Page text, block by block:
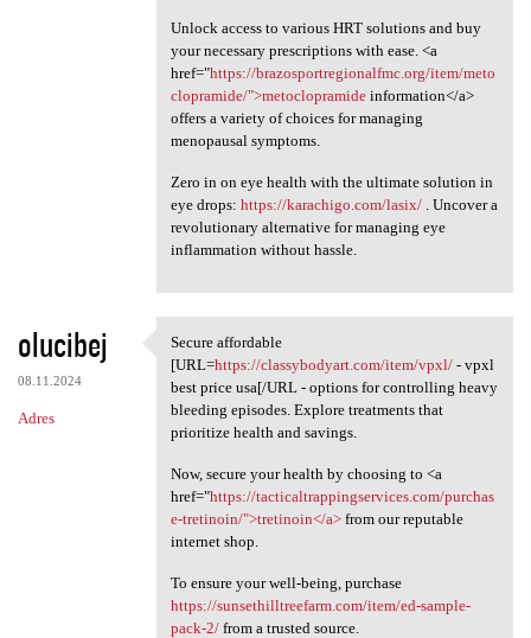
Unlock access to various HRT solutions and buy
your necessary prescriptions with ease. <a
href="https://brazosportregionalfmc.org/item/meto
clopramide/">metoclopramideinformation</a>
offers a variety of choices for managing
menopausal symptoms.
Zero in on eye health with the ultimate solution in
eye drops: https://karachigo.com/lasix/. Uncover a
revolutionary alternative for managing eye
inflammation without hassle.
olucibej
08.11.2024
Adres
Secure affordable [URL=https:
Secure affordable
[URL=https://classybodyart.com/item/vpxl/- vpxl
best price usa[/URL - options for controlling heavy
bleeding episodes. Explore treatments that
prioritize health and savings.
Now, secure your health by choosing to <a
href="https://tacticaltrappingservices.com/purchas
e-tretinoin/">tretinoin</a>from our reputable
internet shop.
To ensure your well-being, purchase
https://sunsethilltreefarm.com/item/ed-sample-
pack-2/from a trusted source.